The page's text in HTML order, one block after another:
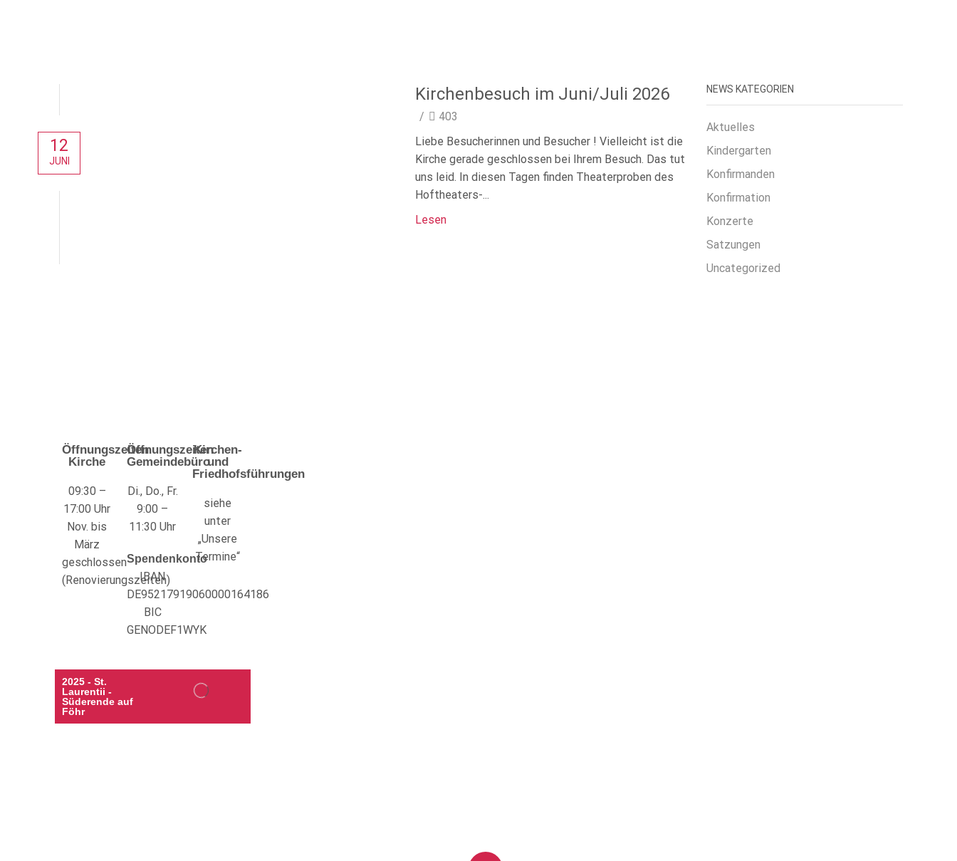
Kirchenbesuch im Juni/Juli 2026
/
403
Liebe Besucherinnen und Besucher ! Vielleicht ist die
Kirche gerade geschlossen bei Ihrem Besuch. Das tut
uns leid. In diesen Tagen finden Theaterproben des
Hoftheaters-...
Lesen
12
JUNI
NEWS KATEGORIEN
Aktuelles
Kindergarten
Konfirmanden
Konfirmation
Konzerte
Satzungen
Uncategorized
Öffnungszeiten
Kirche
09:30 –
17:00 Uhr
Nov. bis
März
geschlossen
(Renovierungszeiten)
Öffnungszeiten
Gemeindebüro
Di., Do., Fr.
9:00 –
11:30 Uhr
Spendenkonto
IBAN
DE95217919060000164186
BIC
GENODEF1WYK
Kirchen-
und
Friedhofsführungen
siehe
unter
„Unsere
Termine“
2025 - St.
Laurentii -
Süderende auf
Föhr